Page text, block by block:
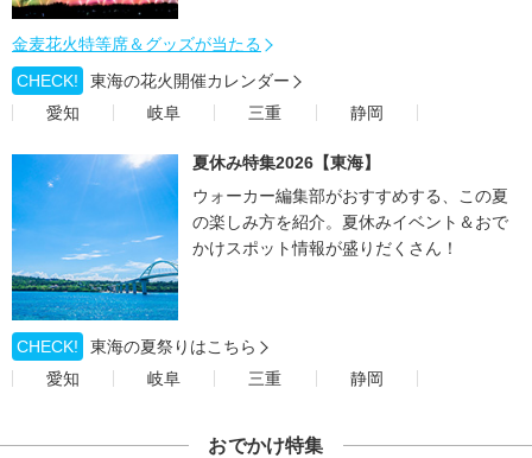
金麦花火特等席＆グッズが当たる
CHECK!
東海の花火開催カレンダー
愛知
岐阜 三重 静岡
夏休み特集2026【東海】
ウォーカー編集部がおすすめする、この夏
の楽しみ方を紹介。夏休みイベント＆おで
かけスポット情報が盛りだくさん！
CHECK!
東海の夏祭りはこちら
愛知
岐阜 三重 静岡
おでかけ特集